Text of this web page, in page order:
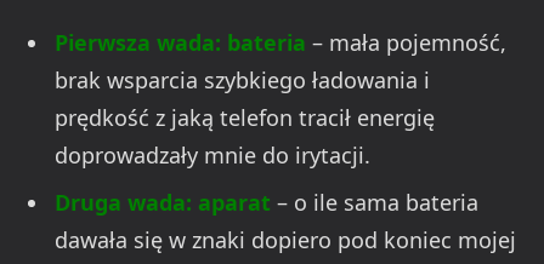
Pierwsza wada: bateria – mała pojemność,
brak wsparcia szybkiego ładowania i
prędkość z jaką telefon tracił energię
doprowadzały mnie do irytacji.
Druga wada: aparat – o ile sama bateria
dawała się w znaki dopiero pod koniec mojej